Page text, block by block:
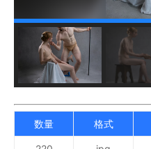
数量 格式